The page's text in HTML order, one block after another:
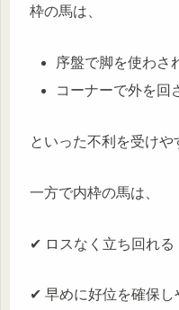
枠の馬は、
序盤で脚を使わさ
コーナーで外を回
といった不利を受けや
一方で内枠の馬は、
✔ ロスなく立ち回れる
✔ 早めに好位を確保し